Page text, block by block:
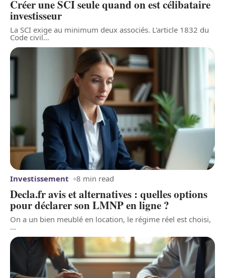
Créer une SCI seule quand on est célibataire
investisseur
La SCI exige au minimum deux associés. L'article 1832 du
Code civil…
Decla.fr avis et alternatives : quelles options
pour déclarer son LMNP en ligne ?
On a un bien meublé en location, le régime réel est choisi,
…
Investissement 8 min read